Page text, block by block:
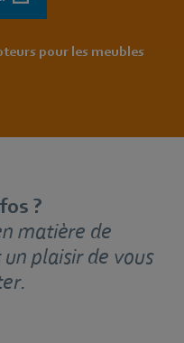
pour les meubles
?
matière de
plaisir de vous